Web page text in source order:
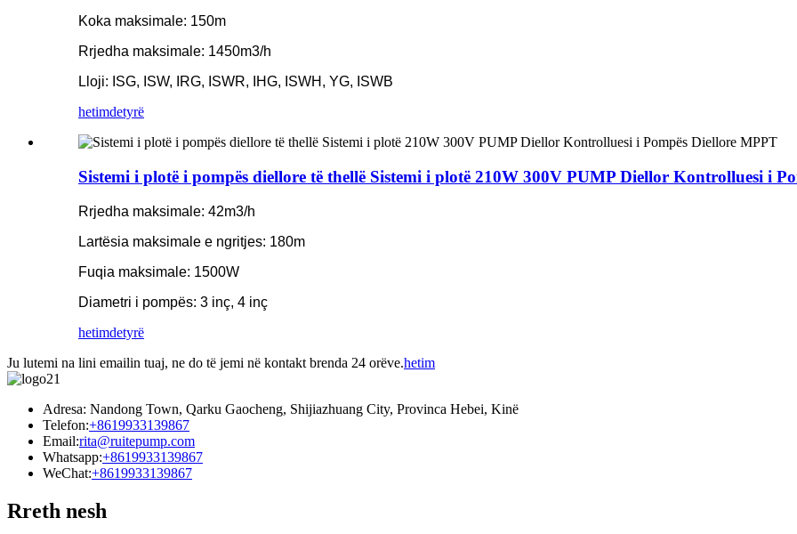
Koka maksimale: 150m
Rrjedha maksimale: 1450m3/h
Lloji: ISG, ISW, IRG, ISWR, IHG, ISWH, YG, ISWB
hetimdetyrë
Sistemi i plotë i pompës diellore të thellë Sistemi i plotë 210W 300V PUMP Diellor Kontrolluesi i
Rrjedha maksimale: 42m3/h
Lartësia maksimale e ngritjes: 180m
Fuqia maksimale: 1500W
Diametri i pompës: 3 inç, 4 inç
hetimdetyrë
Ju lutemi na lini emailin tuaj, ne do të jemi në kontakt brenda 24 orëve.hetim
Adresa: Nandong Town, Qarku Gaocheng, Shijiazhuang City, Provinca Hebei, Kinë
Telefon:+8619933139867
Email:rita@ruitepump.com
Whatsapp:+8619933139867
WeChat:+8619933139867
Rreth nesh